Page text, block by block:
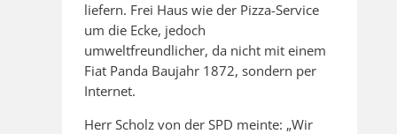
liefern. Frei Haus wie der Pizza-Service
um die Ecke, jedoch
umweltfreundlicher, da nicht mit einem
Fiat Panda Baujahr 1872, sondern per
Internet.
Herr Scholz von der SPD meinte: „Wir